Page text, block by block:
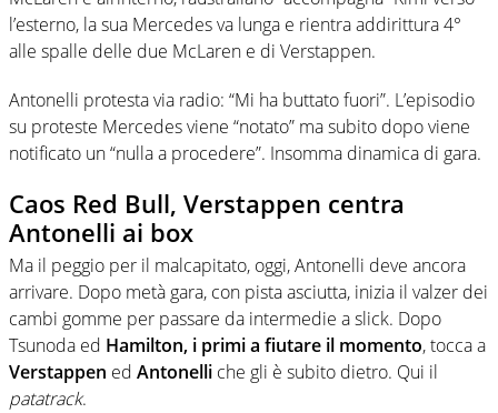
l’esterno, la sua Mercedes va lunga e rientra addirittura 4°
alle spalle delle due McLaren e di Verstappen.
Antonelli protesta via radio: “Mi ha buttato fuori”. L’episodio
su proteste Mercedes viene “notato” ma subito dopo viene
notificato un “nulla a procedere”. Insomma dinamica di gara.
Caos Red Bull, Verstappen centra
Antonelli ai box
Ma il peggio per il malcapitato, oggi, Antonelli deve ancora
arrivare. Dopo metà gara, con pista asciutta, inizia il valzer dei
cambi gomme per passare da intermedie a slick. Dopo
Tsunoda ed Hamilton, i primi a fiutare il momento, tocca a
Verstappen ed Antonelli che gli è subito dietro. Qui il
patatrack.